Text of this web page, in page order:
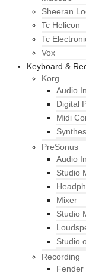
Sheeran
Tc Helicon
Tc
Vox
Keyboard &
Korg
Audio
Digital
Midi
PreSonus
Audio
Studio
Mixer
Studio
Studio
Recording
Fender